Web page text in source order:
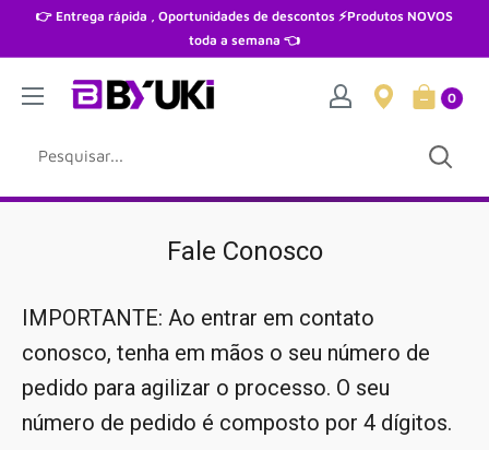
👉 Entrega rápida , Oportunidades de descontos ⚡Produtos NOVOS
toda a semana 👈
0
Fale Conosco
IMPORTANTE: Ao entrar em contato
conosco, tenha em mãos o seu número de
pedido para agilizar o processo. O seu
número de pedido é composto por 4 dígitos.